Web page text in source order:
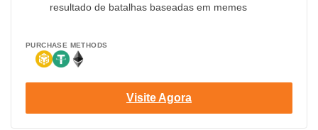
resultado de batalhas baseadas em memes
PURCHASE METHODS
Visite Agora